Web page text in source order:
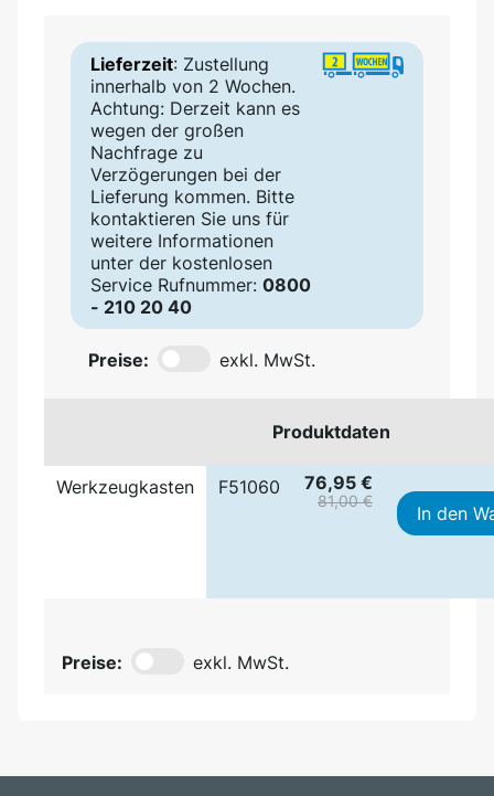
Lieferzeit: Zustellung
innerhalb von 2 Wochen.
Achtung: Derzeit kann es
wegen der großen
Nachfrage zu
Verzögerungen bei der
Lieferung kommen. Bitte
kontaktieren Sie uns für
weitere Informationen
unter der kostenlosen
Service Rufnummer: 0800
- 210 20 40
Preise: exkl. MwSt.
Produktdaten
Werkzeugkasten F51060 76,95 €
81,00 €
In den
Preise: exkl. MwSt.